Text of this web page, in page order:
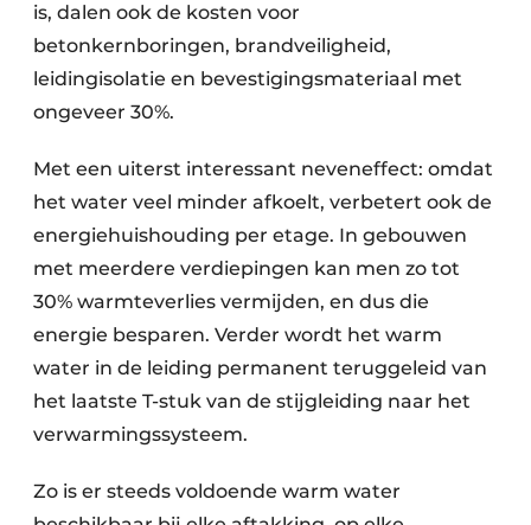
is, dalen ook de kosten voor
betonkernboringen, brandveiligheid,
leidingisolatie en bevestigingsmateriaal met
ongeveer 30%.
Met een uiterst interessant neveneffect: omdat
het water veel minder afkoelt, verbetert ook de
energiehuishouding per etage. In gebouwen
met meerdere verdiepingen kan men zo tot
30% warmteverlies vermijden, en dus die
energie besparen. Verder wordt het warm
water in de leiding permanent teruggeleid van
het laatste T-stuk van de stijgleiding naar het
verwarmingssysteem.
Zo is er steeds voldoende warm water